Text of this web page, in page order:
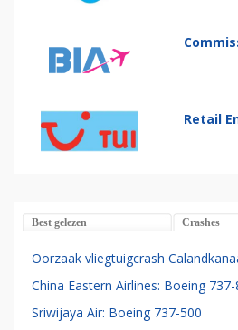
Retail
Best gelezen Crashes
Oorzaak vliegtuigcrash
China Eastern Airlines: Boeing 737-
Sriwijaya Air: Boeing 737-500